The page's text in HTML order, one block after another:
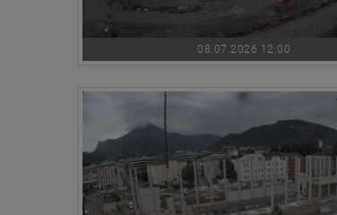
08.07.2026 12:00